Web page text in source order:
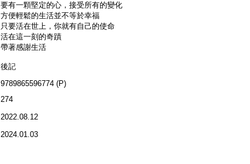
要有一顆堅定的心，接受所有的變化
方便輕鬆的生活並不等於幸福
只要活在世上，你就有自己的使命
活在這一刻的奇蹟
帶著感謝生活
後記
9789865596774 (P)
274
2022.08.12
2024.01.03